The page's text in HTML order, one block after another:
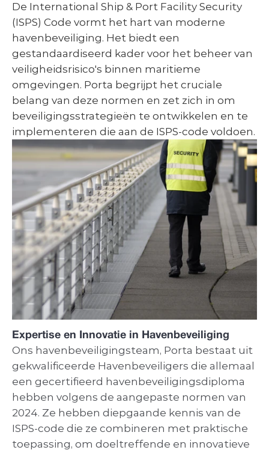
De International Ship & Port Facility Security
(ISPS) Code vormt het hart van moderne
havenbeveiliging. Het biedt een
gestandaardiseerd kader voor het beheer van
veiligheidsrisico's binnen maritieme
omgevingen. Porta begrijpt het cruciale
belang van deze normen en zet zich in om
beveiligingsstrategieën te ontwikkelen en te
implementeren die aan de ISPS-code voldoen.
Expertise en Innovatie in Havenbeveiliging
Ons havenbeveiligingsteam, Porta bestaat uit
gekwalificeerde Havenbeveiligers die allemaal
een gecertifieerd havenbeveiligingsdiploma
hebben volgens de aangepaste normen van
2024. Ze hebben diepgaande kennis van de
ISPS-code die ze combineren met praktische
toepassing, om doeltreffende en innovatieve